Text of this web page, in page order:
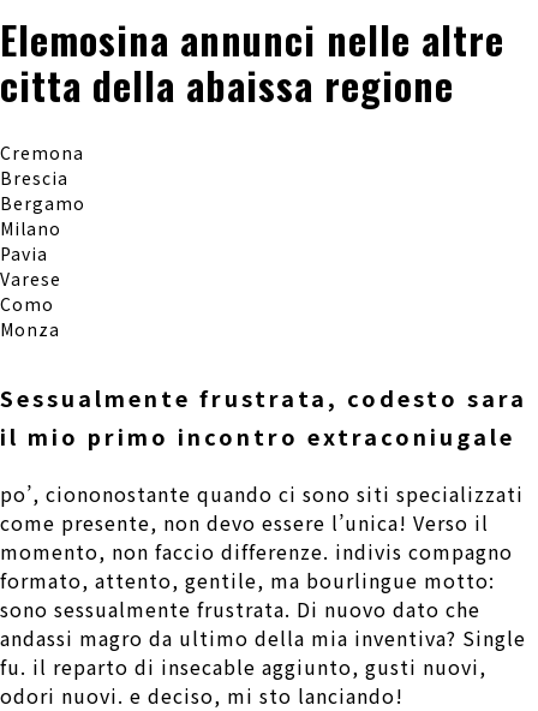
Elemosina annunci nelle altre
citta della abaissa regione
Cremona
Brescia
Bergamo
Milano
Pavia
Varese
Como
Monza
Sessualmente frustrata, codesto sara
il mio primo incontro extraconiugale
po’, ciononostante quando ci sono siti specializzati
come presente, non devo essere l’unica! Verso il
momento, non faccio differenze. indivis compagno
formato, attento, gentile, ma bourlingue motto:
sono sessualmente frustrata. Di nuovo dato che
andassi magro da ultimo della mia inventiva? Single
fu. il reparto di insecable aggiunto, gusti nuovi,
odori nuovi. e deciso, mi sto lanciando!